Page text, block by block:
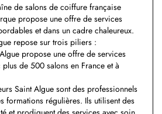
de salons de coiffure française
propose une offre de services
et dans un cadre chaleureux.
repose sur trois piliers :
propose une offre de services
de 500 salons en France et à
Saint Algue sont des professionnels
formations régulières. Ils utilisent des